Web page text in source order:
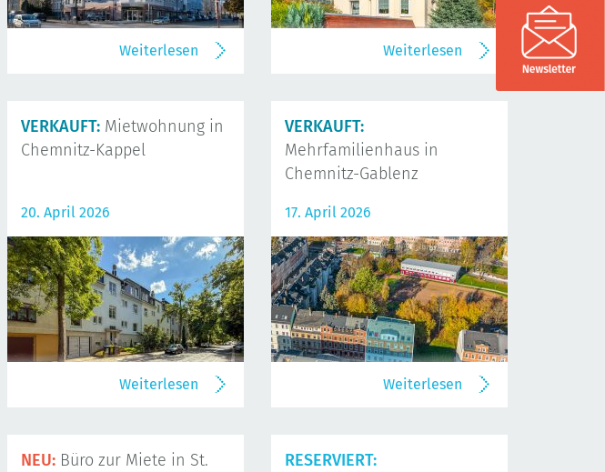
Weiterlesen Weiterlesen
VERKAUFT: Mietwohnung in
Chemnitz-Kappel
20. April 2026
Weiterlesen
VERKAUFT:
Mehrfamilienhaus in
Chemnitz-Gablenz
17. April 2026
Weiterlesen
NEU: Büro zur Miete in St.
RESERVIERT: